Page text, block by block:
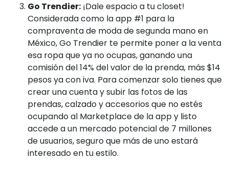
Go Trendier: ¡Dale espacio a tu closet!
Considerada como la app #1 para la
compraventa de moda de segunda mano en
México, Go Trendier te permite poner a la venta
esa ropa que ya no ocupas, ganando una
comisión del 14% del valor de la prenda, más $14
pesos ya con iva. Para comenzar solo tienes que
crear una cuenta y subir las fotos de las
prendas, calzado y accesorios que no estés
ocupando al Marketplace de la app y listo
accede a un mercado potencial de 7 millones
de usuarios, seguro que más de uno estará
interesado en tu estilo.